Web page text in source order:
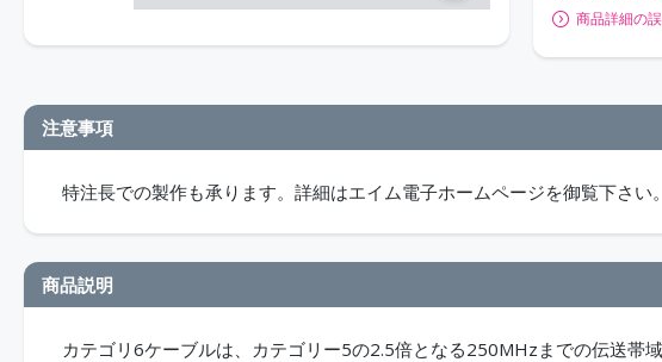
商品詳細の
注意事項
特注長での製作も承ります。詳細はエイム電子ホームページを御覧下さい。
商品説明
カテゴリ6ケーブルは、カテゴリー5の2.5倍となる250MHzまでの伝送帯